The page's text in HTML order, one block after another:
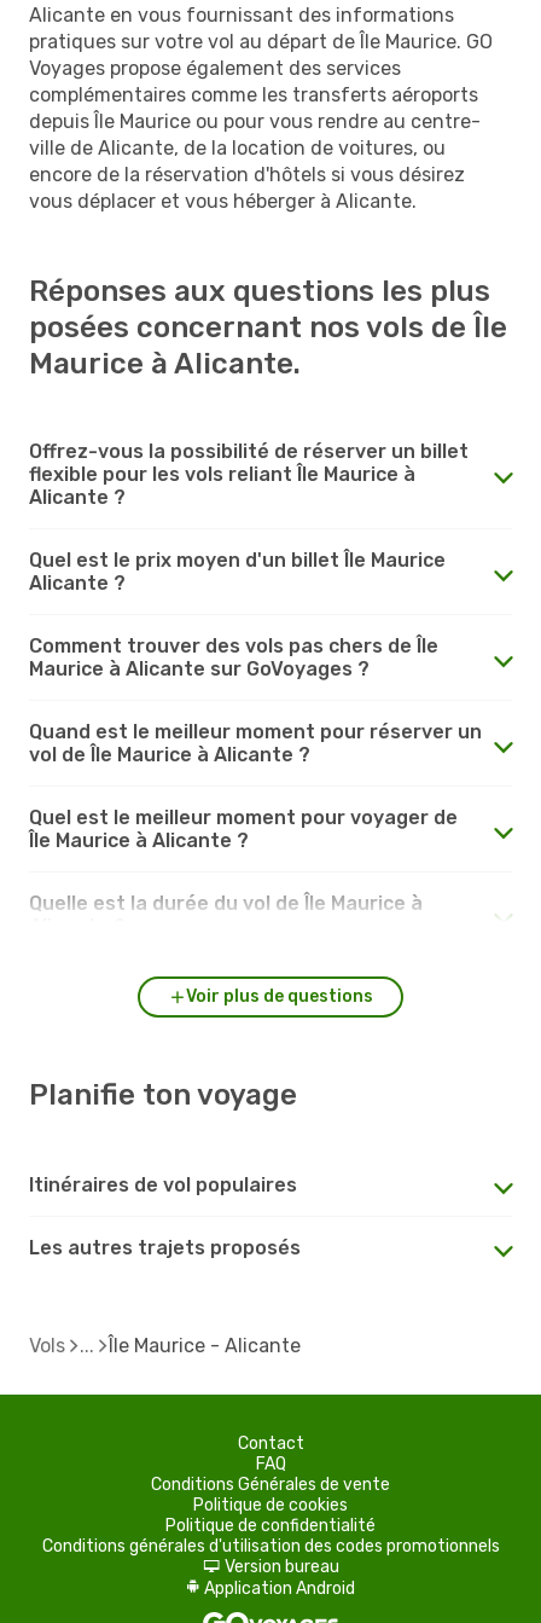
Alicante en vous fournissant des informations
pratiques sur votre vol au départ de Île Maurice. GO
Voyages propose également des services
complémentaires comme les transferts aéroports
depuis Île Maurice ou pour vous rendre au centre-
ville de Alicante, de la location de voitures, ou
encore de la réservation d'hôtels si vous désirez
vous déplacer et vous héberger à Alicante.
Réponses aux questions les plus
posées concernant nos vols de Île
Maurice à Alicante.
Offrez-vous la possibilité de réserver un billet
flexible pour les vols reliant Île Maurice à
Alicante ?
Quel est le prix moyen d'un billet Île Maurice
Alicante ?
Comment trouver des vols pas chers de Île
Maurice à Alicante sur GoVoyages ?
Quand est le meilleur moment pour réserver un
vol de Île Maurice à Alicante ?
Quel est le meilleur moment pour voyager de
Île Maurice à Alicante ?
Quelle est la durée du vol de Île Maurice à
Voir plus de questions
Planifie ton voyage
Itinéraires de vol populaires
Les autres trajets proposés
Vols Île Maurice - Alicante
Contact
FAQ
Conditions Générales de vente
Politique de cookies
Politique de confidentialité
Conditions générales d'utilisation des codes promotionnels
d Version bureau
A Application Android